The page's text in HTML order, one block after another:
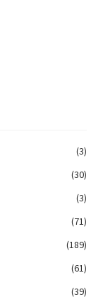
(3)
(30)
(3)
(71)
(189)
(61)
(39)